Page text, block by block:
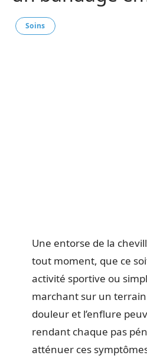
Soins
Une entorse de la
tout moment, que ce
activité sportive ou
marchant sur un
douleur et l’enflure
rendant chaque pas
atténuer ces